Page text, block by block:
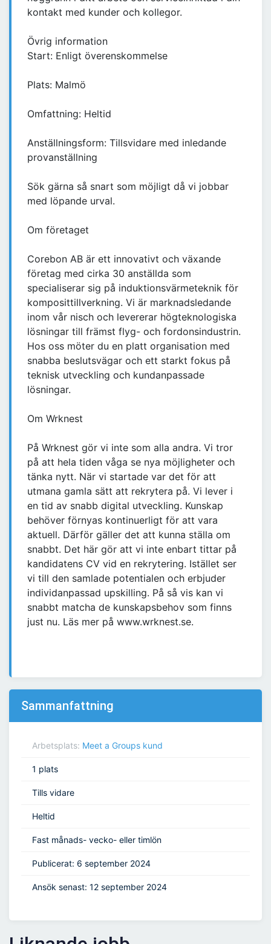
kontakt med kunder och kollegor.
Övrig information
Start: Enligt överenskommelse
Plats: Malmö
Omfattning: Heltid
Anställningsform: Tillsvidare med inledande
provanställning
Sök gärna så snart som möjligt då vi jobbar
med löpande urval.
Om företaget
Corebon AB är ett innovativt och växande
företag med cirka 30 anställda som
specialiserar sig på induktionsvärmeteknik för
komposittillverkning. Vi är marknadsledande
inom vår nisch och levererar högteknologiska
lösningar till främst flyg- och fordonsindustrin.
Hos oss möter du en platt organisation med
snabba beslutsvägar och ett starkt fokus på
teknisk utveckling och kundanpassade
lösningar.
Om Wrknest
På Wrknest gör vi inte som alla andra. Vi tror
på att hela tiden våga se nya möjligheter och
tänka nytt. När vi startade var det för att
utmana gamla sätt att rekrytera på. Vi lever i
en tid av snabb digital utveckling. Kunskap
behöver förnyas kontinuerligt för att vara
aktuell. Därför gäller det att kunna ställa om
snabbt. Det här gör att vi inte enbart tittar på
kandidatens CV vid en rekrytering. Istället ser
vi till den samlade potentialen och erbjuder
individanpassad upskilling. På så vis kan vi
snabbt matcha de kunskapsbehov som finns
just nu. Läs mer på www.wrknest.se.
Sammanfattning
Arbetsplats: Meet a Groups kund
1 plats
Tills vidare
Heltid
Fast månads- vecko- eller timlön
Publicerat: 6 september 2024
Ansök senast: 12 september 2024